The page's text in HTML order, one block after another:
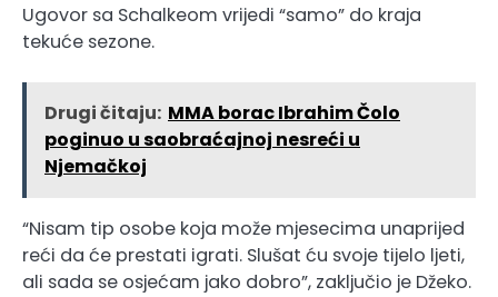
Ugovor sa Schalkeom vrijedi “samo” do kraja
tekuće sezone.
Drugi čitaju: MMA borac Ibrahim Čolo
poginuo u saobraćajnoj nesreći u
Njemačkoj
“Nisam tip osobe koja može mjesecima unaprijed
reći da će prestati igrati. Slušat ću svoje tijelo ljeti,
ali sada se osjećam jako dobro”, zaključio je Džeko.